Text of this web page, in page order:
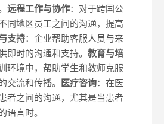
远程工作与协作：对于跨国公
同地区员工之间的沟通，提高
支持：企业帮助客服人员与来
即时的沟通和支持。 教育与培
环境中，帮助学生和教师克服
交流和传播。
医疗咨询：在医
者之间的沟通，尤其是当患者
语言时。